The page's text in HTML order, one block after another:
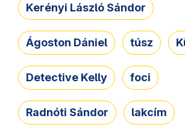
Kerényi László Sándor
Ágoston Dániel túsz
Detective Kelly foci
Radnóti Sándor lakcím